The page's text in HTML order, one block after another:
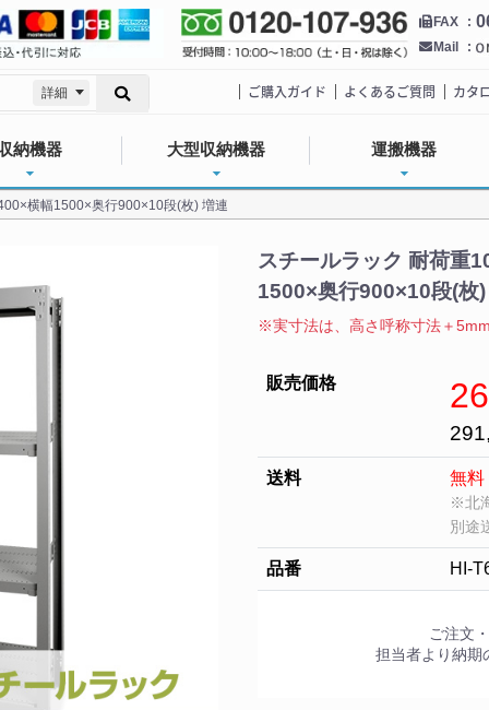
詳細
FAX
Mail
ご購入ガイド よくあるご質問 カタ
納機器 大型収納機器 運搬機器
横幅1500×奥行900×10段(枚) 増連
スチールラック 耐荷重
1500×奥行900×10段(枚
※実寸法は、高さ呼称寸法＋
販売価格
送料 無料
※北
別途
品番 HI-
ご注文
担当者より納期